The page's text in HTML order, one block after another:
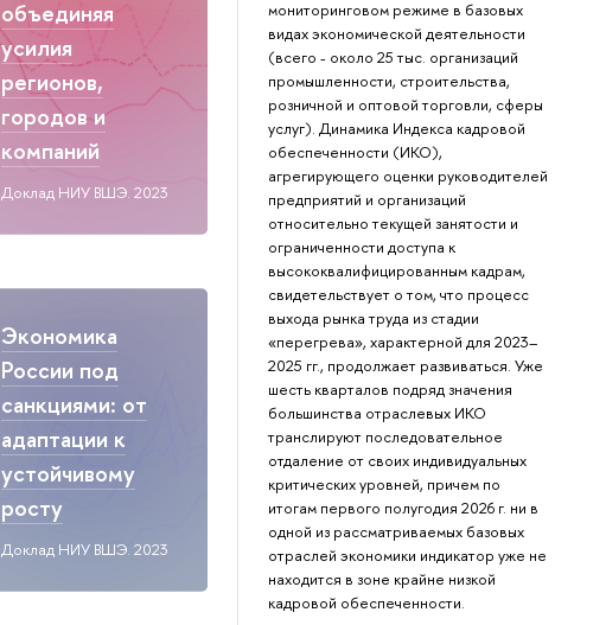
объединяя
усилия
регионов,
городов и
компаний
Доклад НИУ ВШЭ. 2023
Экономика
России под
санкциями: от
адаптации к
устойчивому
росту
Доклад НИУ ВШЭ. 2023
мониторинговом режиме в базовых
видах экономической деятельности
(всего - около 25 тыс. организаций
промышленности, строительства,
розничной и оптовой торговли, сферы
услуг). Динамика Индекса кадровой
обеспеченности (ИКО),
агрегирующего оценки руководителей
предприятий и организаций
относительно текущей занятости и
ограниченности доступа к
высококвалифицированным кадрам,
свидетельствует о том, что процесс
выхода рынка труда из стадии
«перегрева», характерной для 2023–
2025 гг., продолжает развиваться. Уже
шесть кварталов подряд значения
большинства отраслевых ИКО
транслируют последовательное
отдаление от своих индивидуальных
критических уровней, причем по
итогам первого полугодия 2026 г. ни в
одной из рассматриваемых базовых
отраслей экономики индикатор уже не
находится в зоне крайне низкой
кадровой обеспеченности.